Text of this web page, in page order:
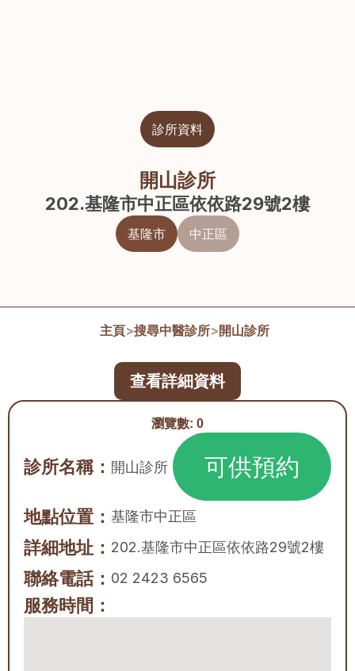
診所資料
開山診所
202.基隆市中正區依依路29號2樓
基隆市 中正區
主頁>搜尋中醫診所>開山診所
瀏覽數: 0
診所名稱： 開山診所 可供預約
地點位置： 基隆市中正區
詳細地址： 202.基隆市中正區依依路29號2樓
聯絡電話： 02 2423 6565
服務時間：
查看詳細資料